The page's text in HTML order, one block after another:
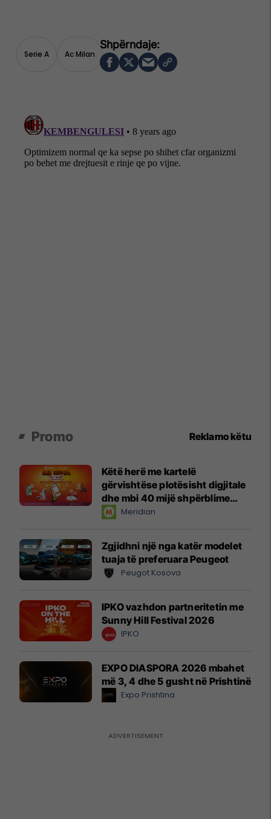
Serie A Ac Milan
Promo Reklamo këtu
Këtë herë me kartelë
gërvishtëse plotësisht digjitale
dhe mbi 40 mijë shpërblime
instant!Meridian
Zgjidhni një nga katër modelet
tuaja të preferuara Peugeot
Peugot Kosova
IPKO vazhdon partneritetin me
Sunny Hill Festival 2026
IPKO
EXPO DIASPORA 2026 mbahet
më 3, 4 dhe 5 gusht në Prishtinë
Expo Prishtina